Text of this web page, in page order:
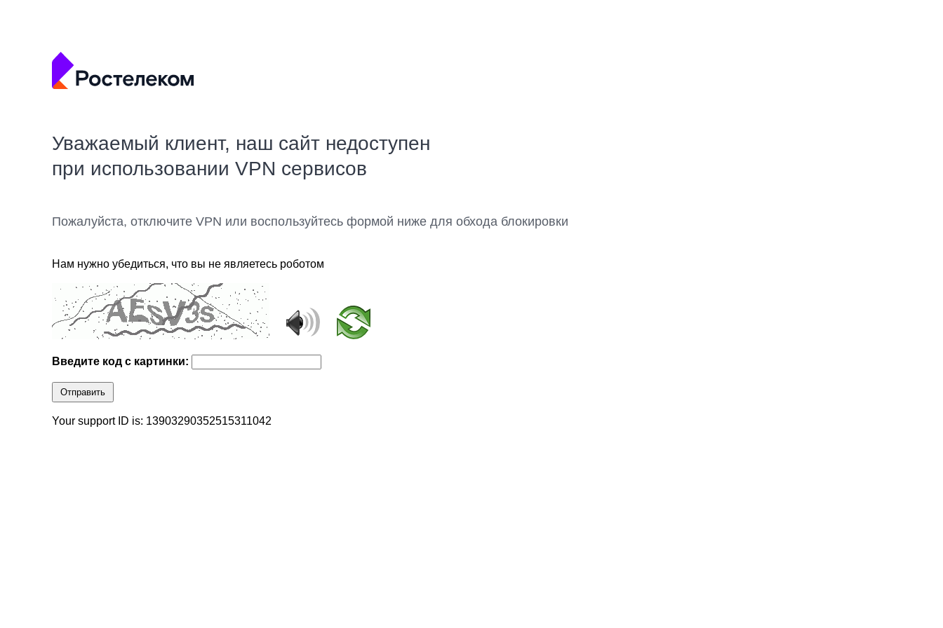
Уважаемый клиент, наш сайт недоступен
при использовании VPN сервисов
Пожалуйста, отключите VPN или воспользуйтесь формой ниже для обхода блокировки
Нам нужно убедиться, что вы не являетесь роботом
Введите код с картинки:
Отправить
Your support ID is: 13903290352515311042